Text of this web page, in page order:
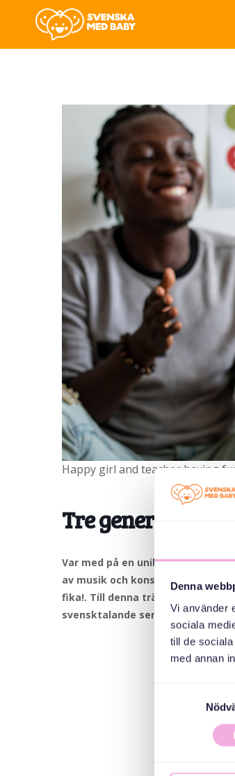
Denna
Vi använder
sociala
till de
med annan
Happy girl and teacher having
Tre generationer
Var med på en unik
av musik och konst, och samlar
fika!. Till denna träff välkomnar
svensktalande seniorer.